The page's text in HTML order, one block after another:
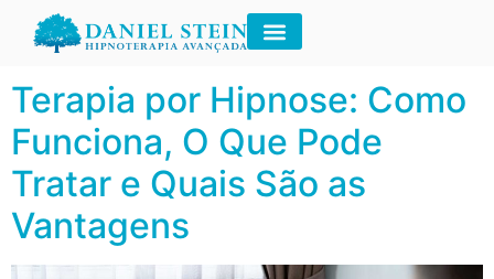
Tag:Daniel Stein
Terapia por Hipnose: Como
Funciona, O Que Pode
Tratar e Quais São as
Vantagens